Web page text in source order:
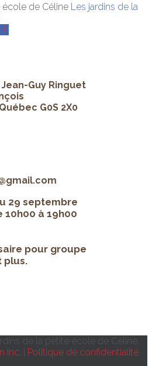
école de Céline Les jardins de la
Guy Ringuet
G0S 2X0
29 septembre
10h00 à 19h00
pour groupe
plus.
de la petite école de Céline.
Inc.
Politique de confidentialité